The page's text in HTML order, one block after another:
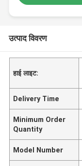
उत्पाद विवरण
हाई लाइट:
Delivery Time
Minimum Order
Quantity
Model Number